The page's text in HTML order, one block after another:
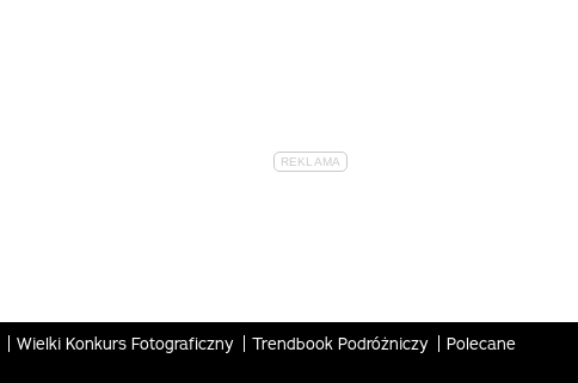
Wielki Konkurs Fotograficzny Trendbook Podróżniczy Polecane